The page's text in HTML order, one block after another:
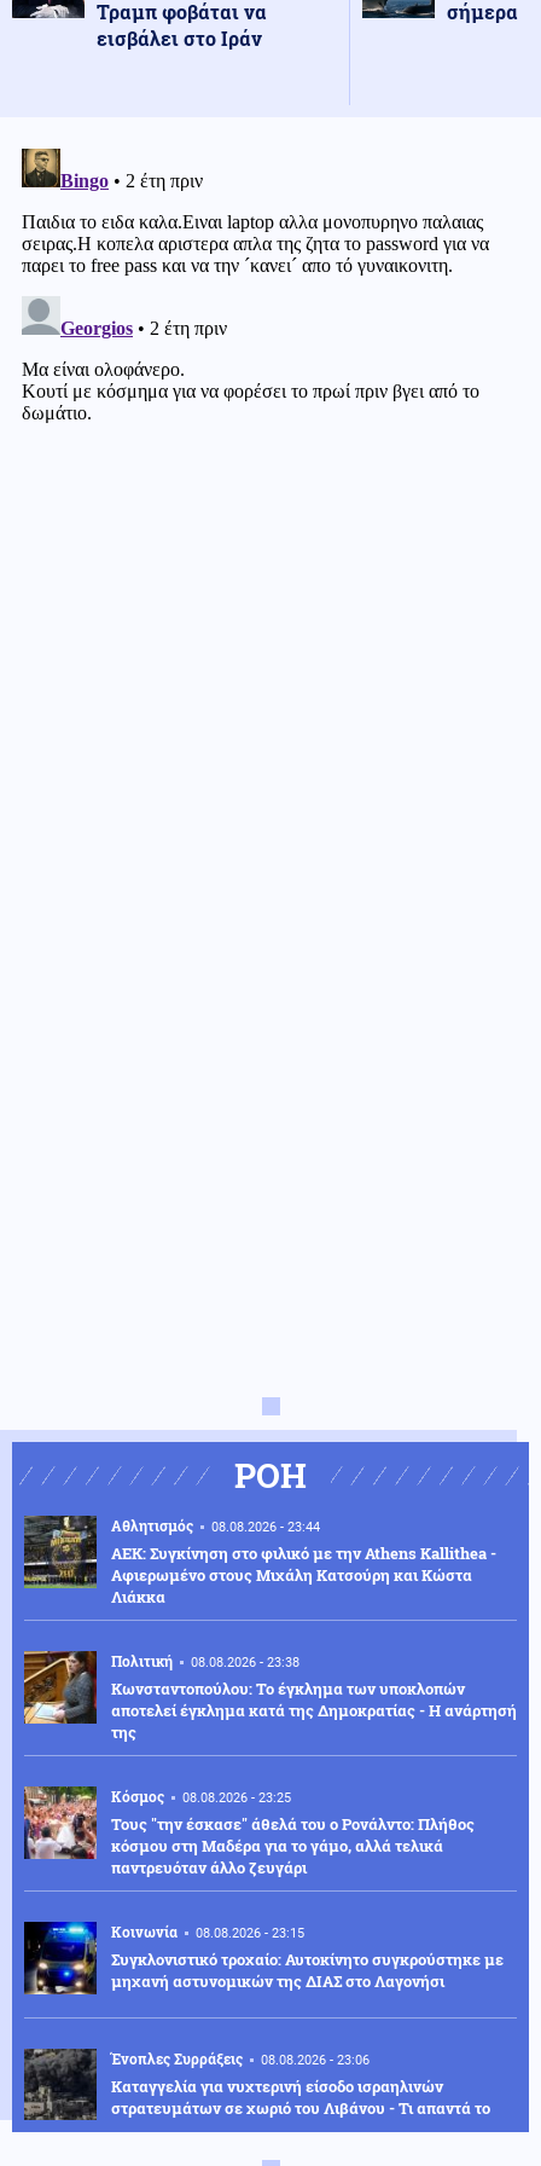
Τραμπ φοβάται να
εισβάλει στο Ιράν
σήμερα
ΡΟΗ
Αθλητισμός 08.08.2026 - 23:44
ΑΕΚ: Συγκίνηση στο φιλικό με την Athens Kallithea -
Αφιερωμένο στους Μιχάλη Κατσούρη και Κώστα
Λιάκκα
Πολιτική 08.08.2026 - 23:38
Κωνσταντοπούλου: Το έγκλημα των υποκλοπών
αποτελεί έγκλημα κατά της Δημοκρατίας - Η ανάρτησή
της
Κόσμος 08.08.2026 - 23:25
Τους "την έσκασε" άθελά του ο Ρονάλντο: Πλήθος
κόσμου στη Μαδέρα για το γάμο, αλλά τελικά
παντρευόταν άλλο ζευγάρι
Κοινωνία 08.08.2026 - 23:15
Συγκλονιστικό τροχαίο: Αυτοκίνητο συγκρούστηκε με
μηχανή αστυνομικών της ΔΙΑΣ στο Λαγονήσι
Ένοπλες Συρράξεις 08.08.2026 - 23:06
Καταγγελία για νυχτερινή είσοδο ισραηλινών
στρατευμάτων σε χωριό του Λιβάνου - Τι απαντά το
Ισραήλ